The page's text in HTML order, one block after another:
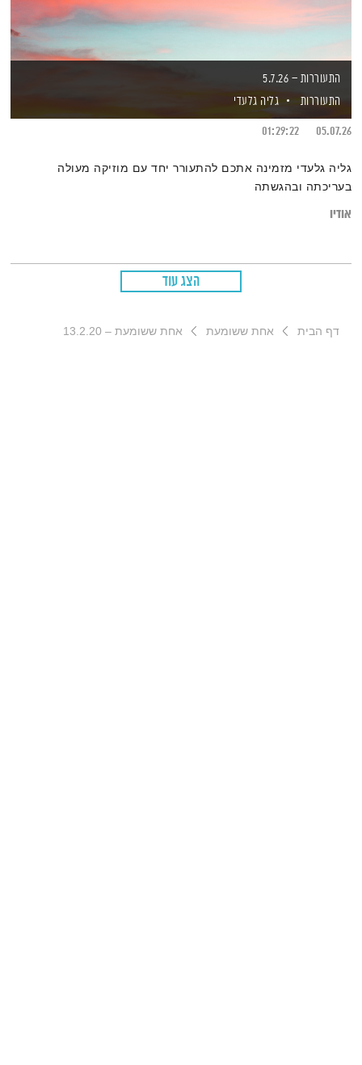
התעוררות – 5.7.26
התעוררות
גליה גלעדי
05.07.26
01:29:22
גליה גלעדי מזמינה אתכם להתעורר יחד עם מוזיקה מעולה
בעריכתה ובהגשתה
אודיו
הצג עוד
דף הבית אחת ששומעת אחת ששומעת – 13.2.20